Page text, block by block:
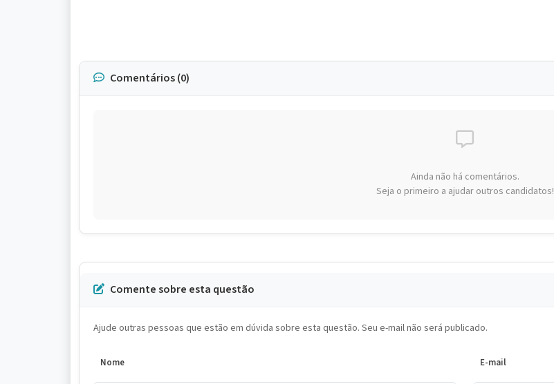
Comentários (0)
Ainda não há comentários.
Seja o primeiro a ajudar outros candidatos!
Comente sobre esta questão
Ajude outras pessoas que estão em dúvida sobre esta questão. Seu e-mail não será publicado.
Nome E-mail